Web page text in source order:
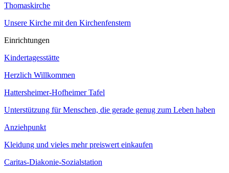
Thomaskirche
Unsere Kirche mit den Kirchenfenstern
Einrichtungen
Kindertagesstätte
Herzlich Willkommen
Hattersheimer-Hofheimer Tafel
Unterstützung für Menschen, die gerade genug zum Leben haben
Anziehpunkt
Kleidung und vieles mehr preiswert einkaufen
Caritas-Diakonie-Sozialstation